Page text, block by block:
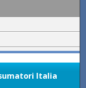
Italia